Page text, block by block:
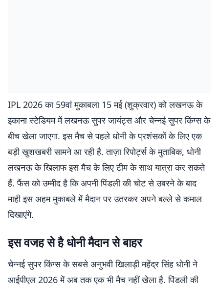
IPL 2026 का 59वां मुकाबला 15 मई (शुक्रवार) को लखनऊ के
इकाना स्टेडियम में लखनऊ सुपर जायंट्स और चेन्नई सुपर किंग्स के
बीच खेला जाएगा. इस मैच से पहले धोनी के प्रशंसकों के लिए एक
बड़ी खुशखबरी सामने आ रही है. ताज़ा रिपोर्ट्स के मुताबिक, धोनी
लखनऊ के खिलाफ इस मैच के लिए टीम के साथ यात्रा कर सकते
हैं. फैंस को उम्मीद है कि अपनी पिंडली की चोट से उबरने के बाद
माही इस अहम मुकाबले में मैदान पर उतरकर अपने बल्ले से कमाल
दिखाएंगे.
इस वजह से है धोनी मैदान से बाहर
चेन्नई सुपर किंग्स के सबसे अनुभवी खिलाड़ी महेंद्र सिंह धोनी ने
आईपीएल 2026 में अब तक एक भी मैच नहीं खेला है. पिंडली की